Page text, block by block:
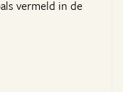
vermeld in de